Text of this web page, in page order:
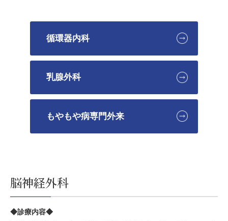
循環器内科
乳腺外科
もやもや病専門外来
脳神経外科
◆診療内容◆